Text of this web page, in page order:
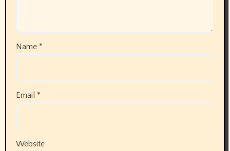
Name *
Email *
Website